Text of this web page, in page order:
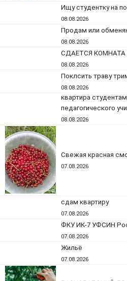
Ищу студентку на
08.08.2026
Продам или
08.08.2026
СДАЕТСЯ
08.08.2026
Поклсить траву
08.08.2026
квартира
педагогического
08.08.2026
Свежая красная
07.08.2026
сдам квартиру
07.08.2026
ФКУ ИК-7 УФСИН
07.08.2026
Жильё
07.08.2026